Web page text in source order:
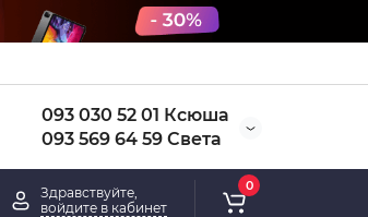
093 030 52 01 Ксюша
093 569 64 59 Света
Здравствуйте,
войдите в кабинет
0